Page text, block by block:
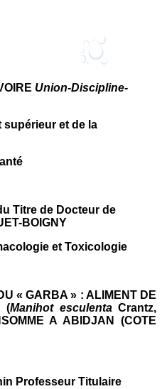
Union-Discipline-
supérieur et de la
Titre de Docteur de
BOIGNY
et Toxicologie
« GARBA » : ALIMENT DE
(Manihot esculentaCrantz,
A ABIDJAN (COTE
Professeur Titulaire